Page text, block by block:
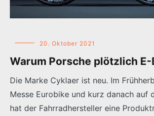
20. Oktober 2021
Warum Porsche plötzlich
Die Marke Cyklaer ist neu. Im
Messe Eurobike und kurz danach auf
hat der Fahrradhersteller eine